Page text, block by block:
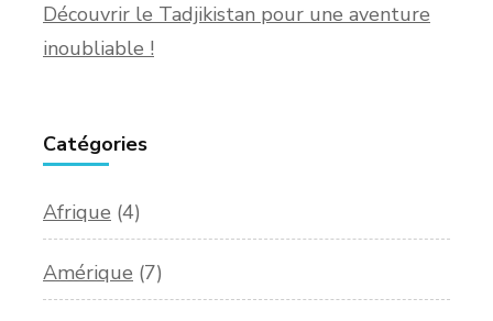
Découvrir le Tadjikistan pour une aventure
inoubliable !
Catégories
Afrique (4)
Amérique (7)